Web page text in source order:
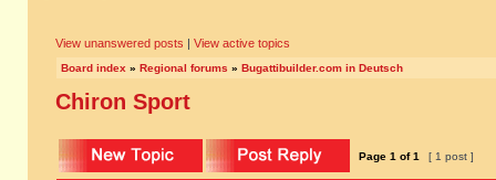
View unanswered posts | View active topics
Board index » Regional forums » Bugattibuilder.com in Deutsch
Chiron Sport
Page 1 of1 [ 1 post ]